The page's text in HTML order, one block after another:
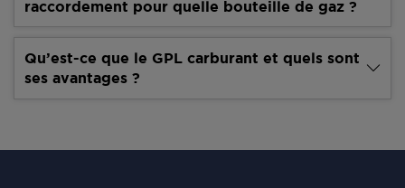
raccordement pour quelle bouteille de gaz ?
Qu’est-ce que le GPL carburant et quels sont
ses avantages ?